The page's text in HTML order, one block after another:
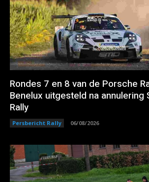
Rondes 7 en 8 van de Porsche
Benelux uitgesteld na annulering
Rally
Persbericht Rally 06/08/2026